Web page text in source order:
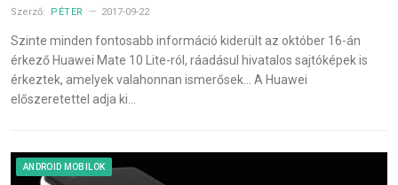
Szerző: PÉTER 2017-09-22
Szinte minden fontosabb információ kiderült az október 16-án
érkező Huawei Mate 10 Lite-ról, ráadásul hivatalos sajtóképek is
érkeztek, amelyek valahonnan ismerősek… A Huawei
előszeretettel adja ki…
ANDROID MOBILOK